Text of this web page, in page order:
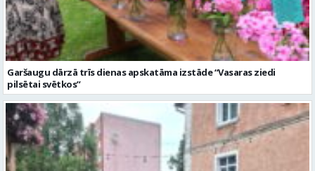
Garšaugu dārzā trīs dienas apskatāma izstāde “Vasaras ziedi
pilsētai svētkos”